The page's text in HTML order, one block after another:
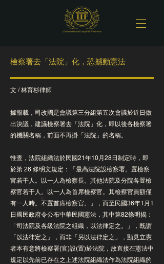
檢察署去「法院」化，恐撼動憲法
文 / 林育杉律師
據報載，司改國是會議第三分組第五次會議於近日做
出決議，建議檢察署去「法院」化，即以後各檢察署
的機關名稱，前面不再掛「法院」的名稱。
惟查，法院組織法於民國21年10月28日制定時，即
於第 26 條明文規定：「最高法院設檢察署。置檢察
官若干人。以一人為檢察長。其他法院及分院各置檢
察官若干人。以一人為首席檢察官。其檢察官員額僅
有一人時。不置首席檢察官。」，而至民國36年1月1
日國民政府令公布中華民國憲法，其中第82條明揭：
「司法院及各級法院之組織，以法律定之。」，既謂
「以法律定之」，而非「另以法律定之」，顯見立憲
者本有意將檢察署(官)設(置)於法院，故直接在憲法中
規定以先前已存在之上述法院組織法作為法院組織的